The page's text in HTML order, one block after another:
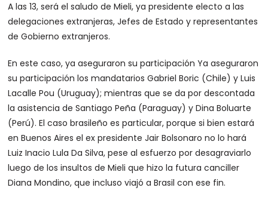
A las 13, será el saludo de Mieli, ya presidente electo a las
delegaciones extranjeras, Jefes de Estado y representantes
de Gobierno extranjeros.
En este caso, ya aseguraron su participación Ya aseguraron
su participación los mandatarios Gabriel Boric (Chile) y Luis
Lacalle Pou (Uruguay); mientras que se da por descontada
la asistencia de Santiago Peña (Paraguay) y Dina Boluarte
(Perú). El caso brasileño es particular, porque si bien estará
en Buenos Aires el ex presidente Jair Bolsonaro no lo hará
Luiz Inacio Lula Da Silva, pese al esfuerzo por desagraviarlo
luego de los insultos de Mieli que hizo la futura canciller
Diana Mondino, que incluso viajó a Brasil con ese fin.